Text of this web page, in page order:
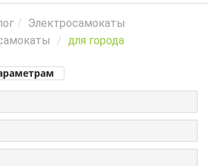
Электросамокаты
для города